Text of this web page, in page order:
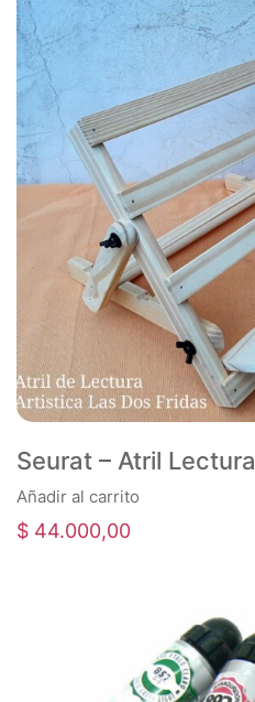
Seurat – Atril Lectura
Añadir al carrito
$ 44.000,00